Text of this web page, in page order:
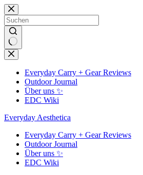
Zum
Inhalt
springen
Keine
Ergebnisse
Everyday Carry + Gear Reviews
Outdoor Journal
Über uns ✨
EDC Wiki
Everyday Aesthetica
Everyday Carry + Gear Reviews
Outdoor Journal
Über uns ✨
EDC Wiki